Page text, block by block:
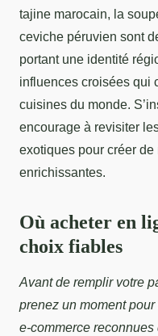
tajine marocain, la
ceviche péruvien sont
portant une identité
influences croisées qui
cuisines du monde.
encourage à revisiter
exotiques pour créer
enrichissantes.
Où acheter en
choix fiables
Avant de remplir votre
prenez un moment
e-commerce